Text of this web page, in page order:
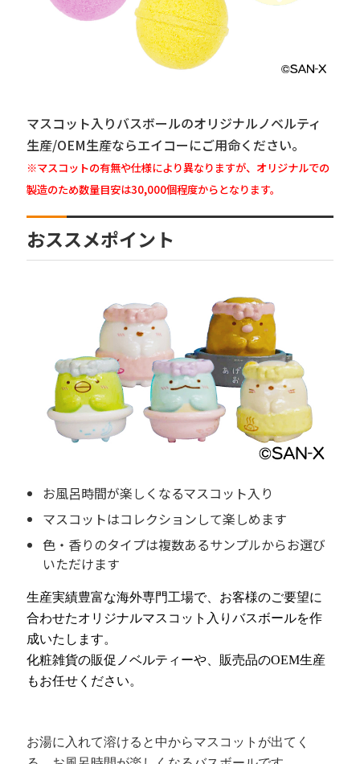
マスコット入りバスボールのオリジナルノベルティ
生産/OEM生産ならエイコーにご用命ください。
※マスコットの有無や仕様により異なりますが、オリジナルでの
製造のため数量目安は30,000個程度からとなります。
おススメポイント
お風呂時間が楽しくなるマスコット入り
マスコットはコレクションして楽しめます
色・香りのタイプは複数あるサンプルからお選び
いただけます
生産実績豊富な海外専門工場で、お客様のご要望に
合わせたオリジナルマスコット入りバスボールを作
成いたします。
化粧雑貨の販促ノベルティーや、販売品のOEM生産
もお任せください。
お湯に入れて溶けると中からマスコットが出てく